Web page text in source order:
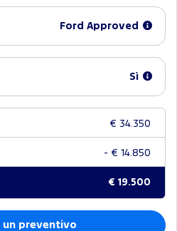
Ford Approved
Sì
€ 34.350
- € 14.850
€ 19.500
un preventivo